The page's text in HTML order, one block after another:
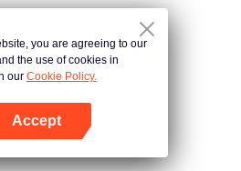
como un contrato
en secreto
you are agreeing to our
the use of cookies in
our Cookie Policy.
Accept